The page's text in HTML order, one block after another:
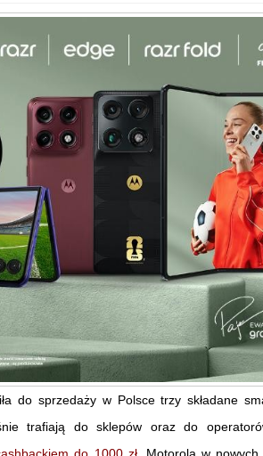
do sprzedaży w Polsce trzy składane
trafiają do sklepów oraz do